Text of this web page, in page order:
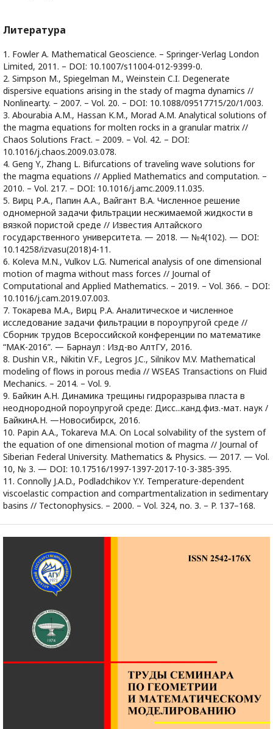
Литература
1. Fowler A. Mathematical Geoscience. – Springer-Verlag London
Limited, 2011. – DOI: 10.1007/s11004-012-9399-0.
2. Simpson M., Spiegelman M., Weinstein C.I. Degenerate
dispersive equations arising in the stady of magma dynamics //
Nonlinearty. – 2007. – Vol. 20. – DOI: 10.1088/09517715/20/1/003.
3. Abourabia A.M., Hassan K.M., Morad A.M. Analytical solutions of
the magma equations for molten rocks in a granular matrix //
Chaos Solutions Fract. – 2009. – Vol. 42. – DOI:
10.1016/j.chaos.2009.03.078.
4. Geng Y., Zhang L. Bifurcations of traveling wave solutions for
the magma equations // Applied Mathematics and computation. –
2010. – Vol. 217. – DOI: 10.1016/j.amc.2009.11.035.
5. Вирц Р.А., Папин А.А., Вайгант В.А. Численное решение
одномерной задачи фильтрации несжимаемой жидкости в
вязкой пористой среде // Известия Алтайского
государственного университета. — 2018. — №4(102). — DOI:
10.14258/izvasu(2018)4-11.
6. Koleva M.N., Vulkov L.G. Numerical analysis of one dimensional
motion of magma without mass forces // Journal of
Computational and Applied Mathematics. – 2019. – Vol. 366. – DOI:
10.1016/j.cam.2019.07.003.
7. Токарева М.А., Вирц Р.А. Аналитическое и численное
исследование задачи фильтрации в пороупругой среде //
Сборник трудов Всероссийской конференции по математике
“МАК-2016”. — Барнаул : Изд-во АлтГУ, 2016.
8. Dushin V.R., Nikitin V.F., Legros J.C., Silnikov M.V. Mathematical
modeling of ﬂows in porous media // WSEAS Transactions on Fluid
Mechanics. – 2014. – Vol. 9.
9. Байкин А.Н. Динамика трещины гидроразрыва пласта в
неоднородной пороупругой среде: Дисс...канд.физ.-мат. наук /
БайкинА.Н. —Новосибирск, 2016.
10. Papin A.A., Tokareva M.A. On Local solvability of the system of
the equation of one dimensional motion of magma // Journal of
Siberian Federal University. Mathematics & Physics. — 2017. — Vol.
10, № 3. — DOI: 10.17516/1997-1397-2017-10-3-385-395.
11. Connolly J.A.D., Podladchikov Y.Y. Temperature-dependent
viscoelastic compaction and compartmentalization in sedimentary
basins // Tectonophysics. – 2000. – Vol. 324, no. 3. – P. 137–168.